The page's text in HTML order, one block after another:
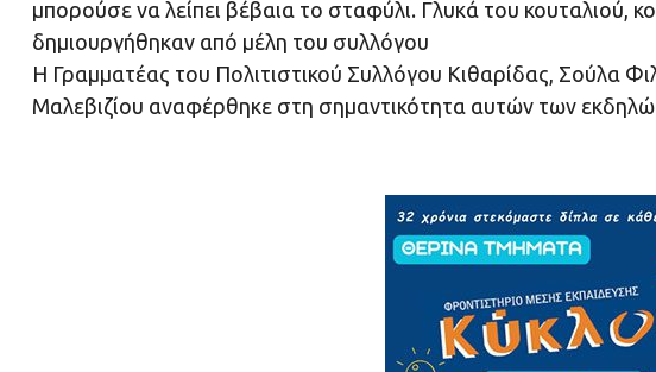
μπορούσε να λείπει βέβαια το σταφύλι. Γλυκά του κουταλιού,
δημιουργήθηκαν από μέλη του συλλόγου
Η Γραμματέας του Πολιτιστικού Συλλόγου Κιθαρίδας, Σούλα
Μαλεβιζίου αναφέρθηκε στη σημαντικότητα αυτών των